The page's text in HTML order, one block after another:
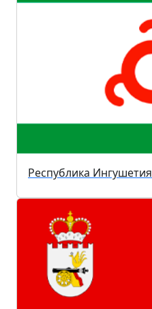
Республика Ингушетия